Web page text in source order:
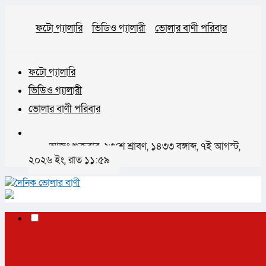
ফটো গ্যালারি ভিডিও গ্যালারী ভোলার বাণী পরিবার
ফটো গ্যালারি
ভিডিও গ্যালারী
ভোলার বাণী পরিবার
আজঃ শুক্রবার, ২৩শে শ্রাবণ, ১৪৩৩ বঙ্গাব্দ, ৭ই আগস্ট,
২০২৬ ইং, রাত ১১:৫৯
✕